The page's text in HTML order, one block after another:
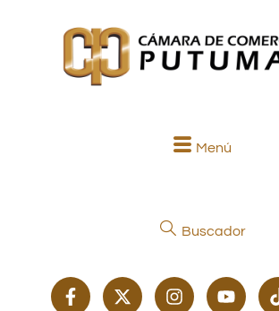
Menú
Buscador